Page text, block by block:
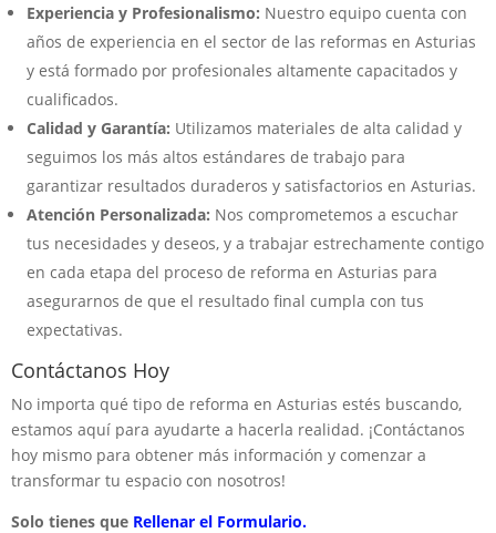
Experiencia y Profesionalismo: Nuestro equipo cuenta con
años de experiencia en el sector de las reformas en Asturias
y está formado por profesionales altamente capacitados y
cualificados.
Calidad y Garantía: Utilizamos materiales de alta calidad y
seguimos los más altos estándares de trabajo para
garantizar resultados duraderos y satisfactorios en Asturias.
Atención Personalizada: Nos comprometemos a escuchar
tus necesidades y deseos, y a trabajar estrechamente contigo
en cada etapa del proceso de reforma en Asturias para
asegurarnos de que el resultado final cumpla con tus
expectativas.
Contáctanos Hoy
No importa qué tipo de reforma en Asturias estés buscando,
estamos aquí para ayudarte a hacerla realidad. ¡Contáctanos
hoy mismo para obtener más información y comenzar a
transformar tu espacio con nosotros!
Solo tienes que Rellenar el Formulario.